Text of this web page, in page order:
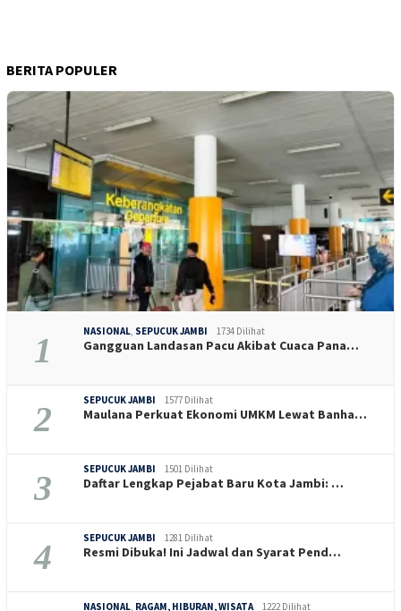
BERITA POPULER
1 NASIONAL, SEPUCUK JAMBI 1734 Dilihat
Gangguan Landasan Pacu Akibat Cuaca Pana…
2 SEPUCUK JAMBI 1577 Dilihat
Maulana Perkuat Ekonomi UMKM Lewat Banha…
3 SEPUCUK JAMBI 1501 Dilihat
Daftar Lengkap Pejabat Baru Kota Jambi: …
4 SEPUCUK JAMBI 1281 Dilihat
Resmi Dibuka! Ini Jadwal dan Syarat Pend…
NASIONAL, RAGAM, HIBURAN, WISATA 1222 Dilihat